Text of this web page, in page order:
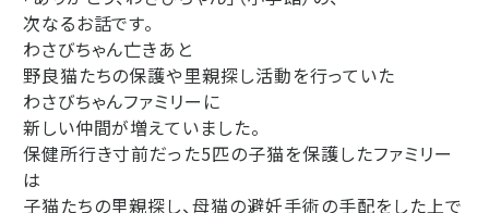
次なるお話です。
わさびちゃん亡きあと
野良猫たちの保護や里親探し活動を行っていた
わさびちゃんファミリーに
新しい仲間が増えていました。
保健所行き寸前だった5匹の子猫を保護したファミリー
は
子猫たちの里親探し、母猫の避妊手術の手配をした上で